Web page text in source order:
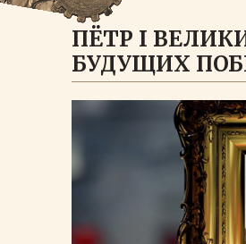
ПЁТР I
БУДУЩИХ